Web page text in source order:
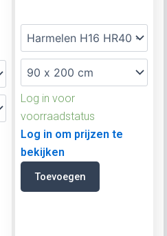
Log in voor
voorraadstatus
Log in om prijzen te
bekijken
Toevoegen